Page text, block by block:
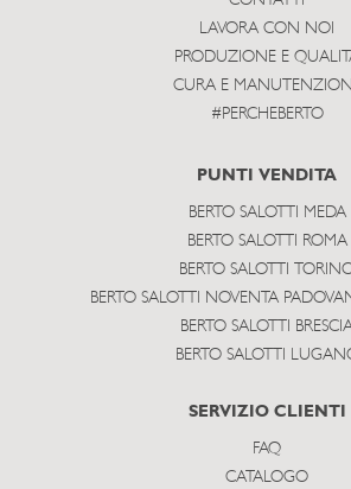
LAVORA CON NOI
PRODUZIONE E
CURA E
#PERCHEBERTO
PUNTI VENDITA
BERTO SALOTTI MEDA
BERTO SALOTTI ROMA
BERTO SALOTTI
BERTO SALOTTI NOVENTA
BERTO SALOTTI
BERTO SALOTTI
SERVIZIO CLIENTI
FAQ
CATALOGO